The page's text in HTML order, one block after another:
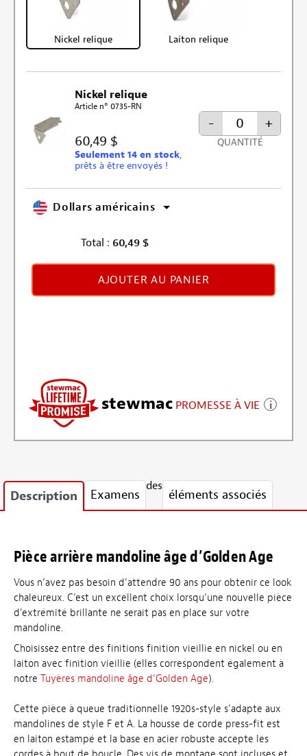
Nickel relique Laiton relique
Nickel relique
Article n° 0735-RN
60,49 $
Seulement 14 en stock,
prêts à être envoyés !
- +
QUANTITÉ
Dollars américains
Total : 60,49 $
AJOUTER AU PANIER
stewmac PROMESSE À VIE
Description Examens
des
éléments associés
Pièce arrière mandoline âge d’Golden Age
Vous n’avez pas besoin d’attendre 90 ans pour obtenir ce look
chaleureux. C’est un excellent choix lorsqu’une nouvelle pièce
d’extrémité brillante ne serait pas en place sur votre
mandoline.
Choisissez entre des finitions finition vieillie en nickel ou en
laiton avec finition vieillie (elles correspondent également à
notre Tuyères mandoline âge d’Golden Age).
Cette pièce à queue traditionnelle 1920s-style s’adapte aux
mandolines de style F et A. La housse de corde press-fit est
en laiton estampé et la base en acier robuste accepte les